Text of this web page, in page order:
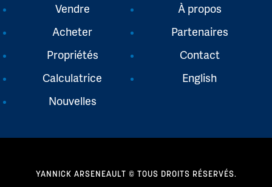
Vendre
Acheter
Propriétés
Calculatrice
Nouvelles
À propos
Partenaires
Contact
English
YANNICK ARSENEAULT © TOUS DROITS RÉSERVÉS.